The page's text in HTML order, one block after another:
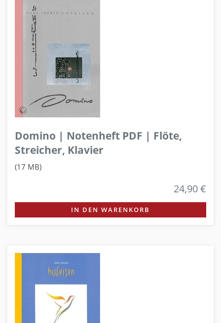
Domino | Notenheft PDF | Flöte,
Streicher, Klavier
(17 MB)
24,90 €
IN DEN WARENKORB